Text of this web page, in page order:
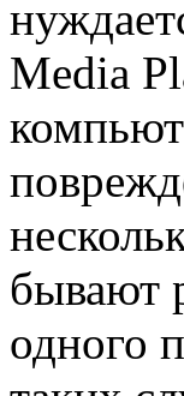
Media
бывают
одного